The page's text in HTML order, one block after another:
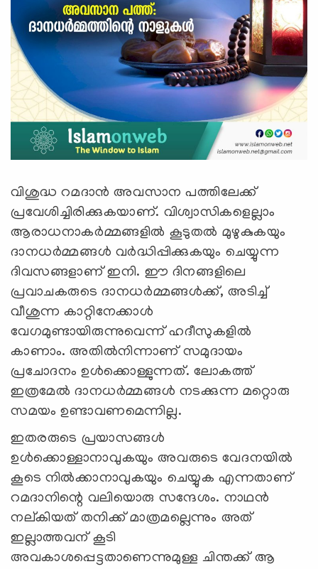
വിശുദ്ധ റമദാന്‍ അവസാന പത്തിലേക്ക്
പ്രവേശിച്ചിരിക്കുകയാണ്. വിശ്വാസികളെല്ലാം
ആരാധനാകര്‍മ്മങ്ങളില്‍ കൂടുതല്‍ മുഴുകുകയും
ദാനധര്‍മ്മങ്ങള്‍ വര്‍ദ്ധിപ്പിക്കുകയും ചെയ്യുന്ന
ദിവസങ്ങളാണ് ഇനി. ഈ ദിനങ്ങളിലെ
പ്രവാചകരുടെ ദാനധര്‍മ്മങ്ങള്‍ക്ക്, അടിച്ച്
വീശുന്ന കാറ്റിനേക്കാള്‍
വേഗമുണ്ടായിരുന്നുവെന്ന് ഹദീസുകളില്‍
കാണാം. അതില്‍നിന്നാണ് സമുദായം
പ്രചോദനം ഉള്‍ക്കൊള്ളുന്നത്. ലോകത്ത്
ഇത്രമേല്‍ ദാനധര്‍മ്മങ്ങള്‍ നടക്കുന്ന മറ്റൊരു
സമയം ഉണ്ടാവണമെന്നില്ല.
ഇതരരുടെ പ്രയാസങ്ങള്‍
ഉള്‍ക്കൊള്ളാനാവുകയും അവരുടെ വേദനയില്‍
കൂടെ നില്‍ക്കാനാവുകയും ചെയ്യുക എന്നതാണ്
റമദാനിന്റെ വലിയൊരു സന്ദേശം. നാഥന്‍
നല്കിയത് തനിക്ക് മാത്രമല്ലെന്നും അത്
ഇല്ലാത്തവന് കൂടി
അവകാശപ്പെട്ടതാണെന്നുമുള്ള ചിന്തക്ക് ആ